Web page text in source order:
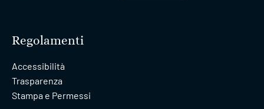
Regolamenti
Accessibilità
Trasparenza
Stampa e Permessi